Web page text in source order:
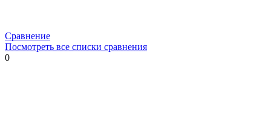
Сравнение
Посмотреть все списки сравнения
0